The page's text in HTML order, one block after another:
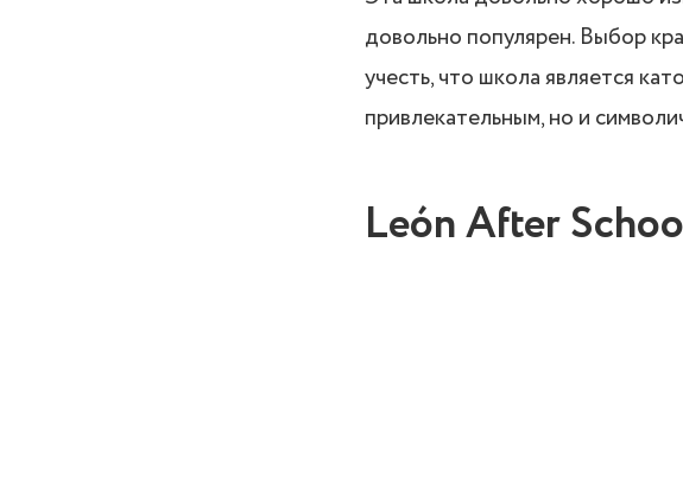
довольно популярен. Выбор
учесть, что школа является
привлекательным, но и
León After